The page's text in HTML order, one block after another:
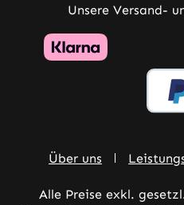
Unsere Versand-
Über uns
Alle Preise exkl.